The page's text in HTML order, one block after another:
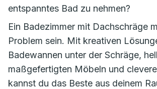
entspanntes Bad zu nehmen?
Ein Badezimmer mit Dachschräge
Problem sein. Mit kreativen
Badewannen unter der Schräge,
maßgefertigten Möbeln und
kannst du das Beste aus deinem